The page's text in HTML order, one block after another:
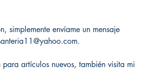
simplemente envíame un mensaje
artículos nuevos, también visita mi